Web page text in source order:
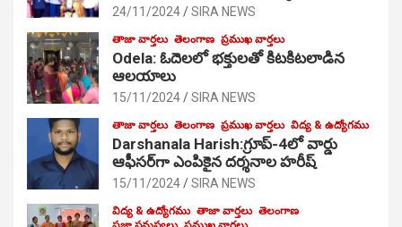
24/11/2024 SIRA NEWS
తాజా వార్తలు తెలంగాణ ప్రముఖ వార్తలు
Odela: ఓదెల‌లో భక్తులతో కిటకిటలాడిన
ఆల‌యాలు
15/11/2024 SIRA NEWS
తాజా వార్తలు తెలంగాణ ప్రముఖ వార్తలు విద్య & ఉద్యోగము
Darshanala Harish:గ్రూప్-4లో వార్డు
ఆఫీసర్‌గా ఎంపికైన దర్శనాల హరీష్
15/11/2024 SIRA NEWS
విద్య & ఉద్యోగము తాజా వార్తలు తెలంగాణ